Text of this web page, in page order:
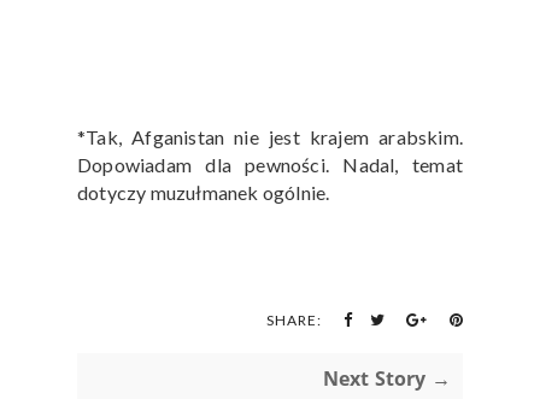
*Tak, Afganistan nie jest krajem arabskim.
Dopowiadam dla pewności. Nadal, temat
dotyczy muzułmanek ogólnie.
SHARE:
Next Story →